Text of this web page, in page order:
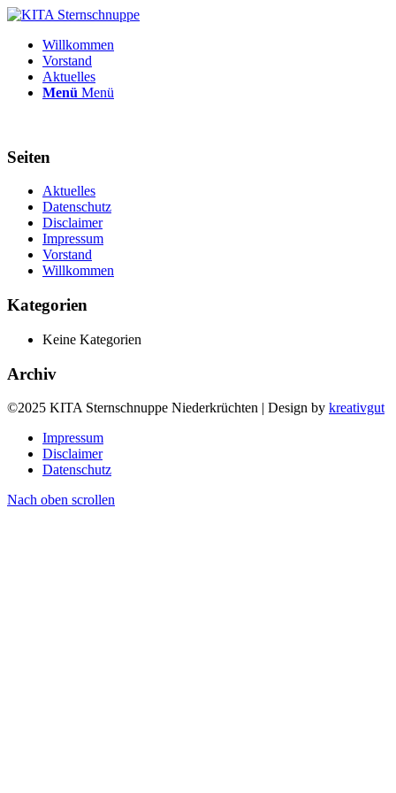
Willkommen
Vorstand
Aktuelles
Menü Menü
Seiten
Aktuelles
Datenschutz
Disclaimer
Impressum
Vorstand
Willkommen
Kategorien
Keine Kategorien
Archiv
©2025 KITA Sternschnuppe Niederkrüchten | Design by kreativgut
Impressum
Disclaimer
Datenschutz
Nach oben scrollen